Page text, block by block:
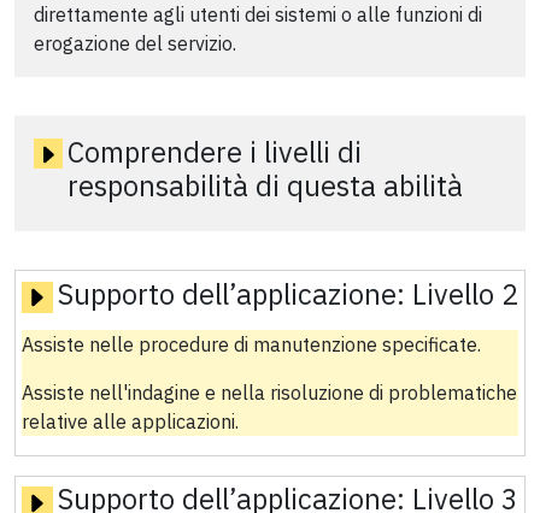
direttamente agli utenti dei sistemi o alle funzioni di
erogazione del servizio.
Comprendere i livelli di
responsabilità di questa abilità
Supporto dell’applicazione: Livello 2
Assiste nelle procedure di manutenzione specificate.
Assiste nell'indagine e nella risoluzione di problematiche
relative alle applicazioni.
Supporto dell’applicazione: Livello 3